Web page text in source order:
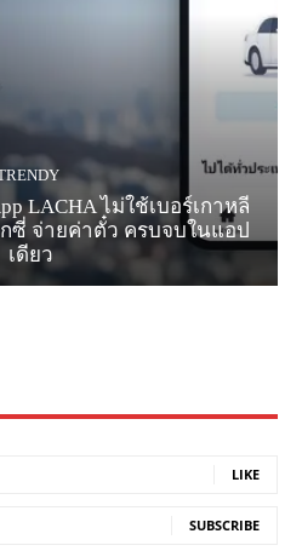
LACHA ไม่ใช้เบอร์เกาหลี
ซี่ จ่ายค่าตั๋ว ครบจบในแอป
เดียว
LIKE
SUBSCRIBE